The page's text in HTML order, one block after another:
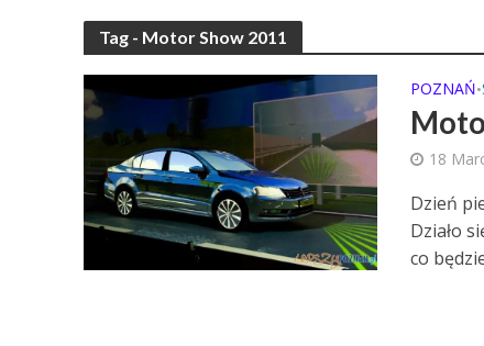
Tag - Motor Show 2011
POZNAŃ•
18
Dzień
Działo
co